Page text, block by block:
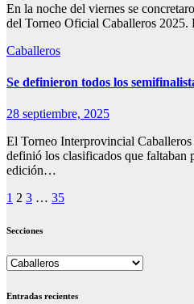
En la noche del viernes se
del Torneo Oficial Caballeros
Caballeros
Se definieron todos los
28 septiembre, 2025
El Torneo Interprovincial
definió los clasificados que faltaban
edición…
Paginación
de
1 2 3 … 35
Secciones
Secciones
Entradas recientes